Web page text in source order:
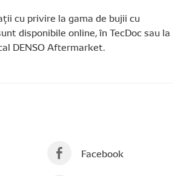
cu privire la gama de bujii cu
disponibile online, în TecDoc sau la
DENSO Aftermarket.
Facebook